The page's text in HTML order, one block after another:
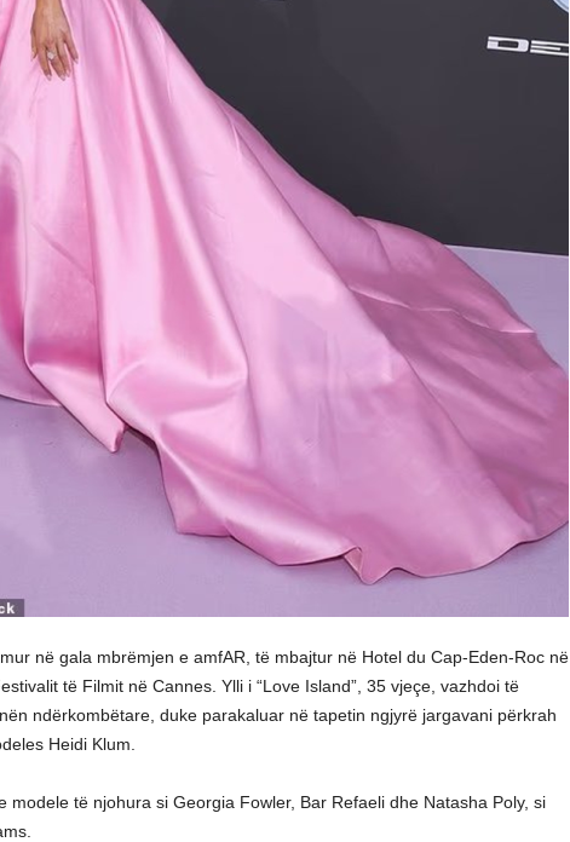
në gala mbrëmjen e amfAR, të mbajtur në Hotel du Cap-Eden-Roc në
të Filmit në Cannes. Ylli i “Love Island”, 35 vjeçe, vazhdoi të
ndërkombëtare, duke parakaluar në tapetin ngjyrë jargavani përkrah
Heidi Klum.
modele të njohura si Georgia Fowler, Bar Refaeli dhe Natasha Poly, si